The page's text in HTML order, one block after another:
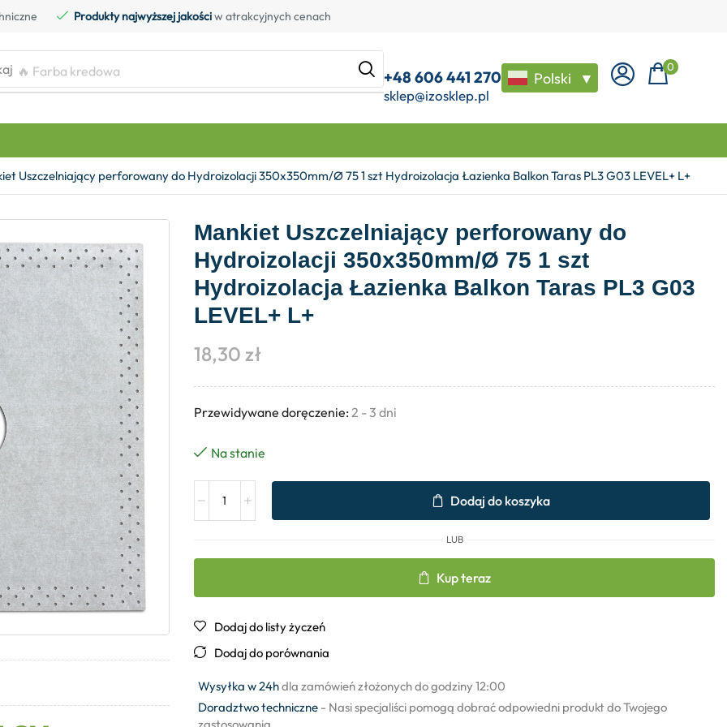
Produkty najwyższej jakościw atrakcyjnych cenach
🔥 Farba kredowa +48 606 441 270
sklep@izosklep.pl
Polski ▼
0
Uszczelniający perforowany do Hydroizolacji 350x350mm/Ø 75 1 szt Hydroizolacja Łazienka Balkon Taras PL3 G03 LEVEL+ L+
Mankiet Uszczelniający perforowany do
Hydroizolacji 350x350mm/Ø 75 1 szt
Hydroizolacja Łazienka Balkon Taras PL3 G03
LEVEL+ L+
18,30 zł
Przewidywane doręczenie: 2 - 3 dni
Na stanie
Dodaj do koszyka
LUB
Kup teraz
Dodaj do listy życzeń
Dodaj do porównania
Wysyłka w 24hdla zamówień złożonych do godziny 12:00
Doradztwo techniczne - Nasi specjaliści pomogą dobrać odpowiedni produkt do Twojego